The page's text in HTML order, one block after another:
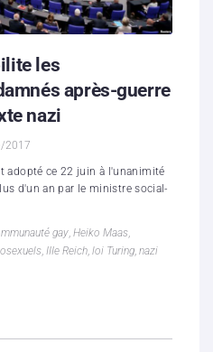
les
après-guerre
nazi
2017
adopté ce 22 juin à l'unanimité
d'un an par le ministre social-
gay, Heiko Maas,
, IIIe Reich, loi Turing, nazi